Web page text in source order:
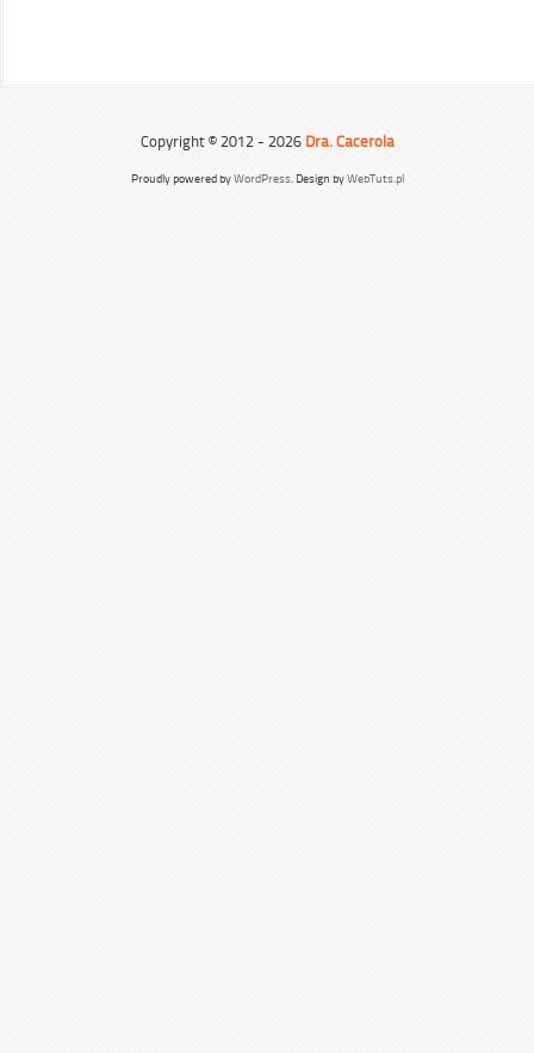
Copyright © 2012 - 2026 Dra. Cacerola
Proudly powered byWordPress. Design byWebTuts.pl